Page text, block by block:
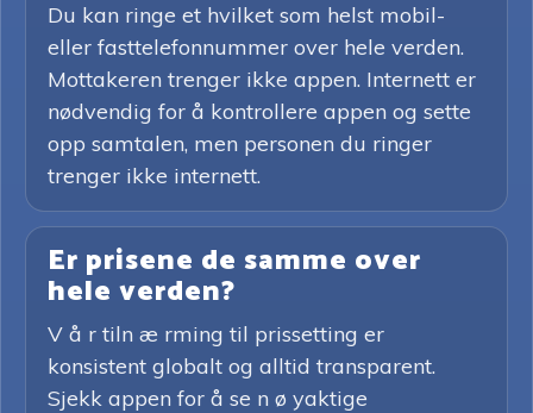
Du kan ringe et hvilket som helst mobil-
eller fasttelefonnummer over hele verden.
Mottakeren trenger ikke appen. Internett er
nødvendig for å kontrollere appen og sette
opp samtalen, men personen du ringer
trenger ikke internett.
Er prisene de samme over
hele verden?
V å r tiln æ rming til prissetting er
konsistent globalt og alltid transparent.
Sjekk appen for å se n ø yaktige